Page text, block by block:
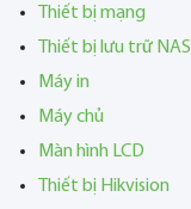
Thiết bị mạng
Thiết bị lưu trữ NAS
Máy in
Máy chủ
Màn hình LCD
Thiết bị Hikvision